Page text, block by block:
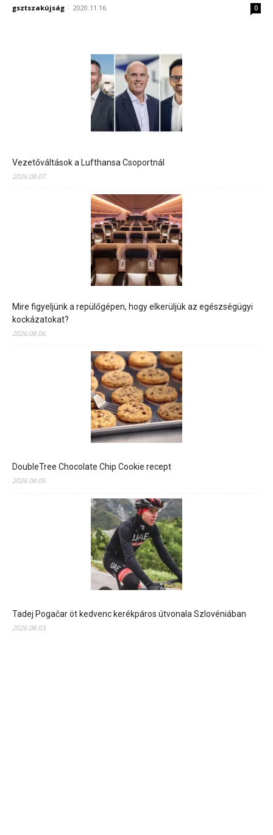
gsztszakújság - 2020.11.16. 0
Vezetőváltások a Lufthansa Csoportnál
2026.08.07.
Mire figyeljünk a repülőgépen, hogy elkerüljük az egészségügyi
kockázatokat?
2026.08.06.
DoubleTree Chocolate Chip Cookie recept
2026.08.05.
Tadej Pogačar öt kedvenc kerékpáros útvonala Szlovéniában
2026.08.03.